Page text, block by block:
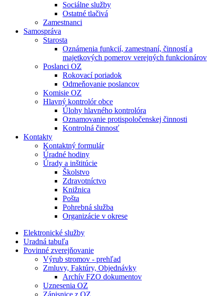
Sociálne služby
Ostatné tlačivá
Zamestnanci
Samospráva
Starosta
Oznámenia funkcií, zamestnaní, činností a
majetkových pomerov verejných funkcionárov
Poslanci OZ
Rokovací poriadok
Odmeňovanie poslancov
Komisie OZ
Hlavný kontrolór obce
Úlohy hlavného kontrolóra
Oznamovanie protispoločenskej činnosti
Kontrolná činnosť
Kontakty
Kontaktný formulár
Úradné hodiny
Úrady a inštitúcie
Školstvo
Zdravotníctvo
Knižnica
Pošta
Pohrebná služba
Organizácie v okrese
Elektronické služby
Uradná tabuľa
Povinné zverejňovanie
Výrub stromov - prehľad
Zmluvy, Faktúry, Objednávky
Archív FZO dokumentov
Uznesenia OZ